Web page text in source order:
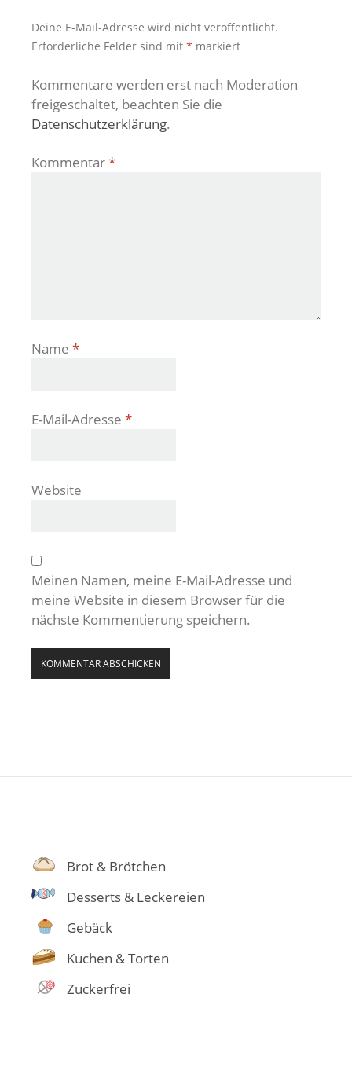
Deine E-Mail-Adresse wird nicht veröffentlicht.
Erforderliche Felder sind mit * markiert
Kommentare werden erst nach Moderation
freigeschaltet, beachten Sie die
Datenschutzerklärung.
Kommentar*
Name *
E-Mail-Adresse *
Website
Meinen Namen, meine E-Mail-Adresse und
meine Website in diesem Browser für die
nächste Kommentierung speichern.
Brot & Brötchen
Desserts & Leckereien
Gebäck
Kuchen & Torten
Zuckerfrei